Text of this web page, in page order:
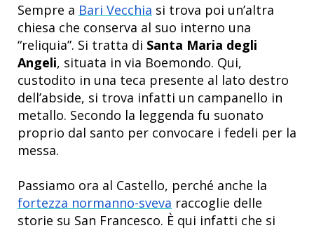
Sempre a Bari Vecchia si trova poi un’altra
chiesa che conserva al suo interno una
“reliquia”. Si tratta di Santa Maria degli
Angeli, situata in via Boemondo. Qui,
custodito in una teca presente al lato destro
dell’abside, si trova infatti un campanello in
metallo. Secondo la leggenda fu suonato
proprio dal santo per convocare i fedeli per la
messa.
Passiamo ora al Castello, perché anche la
fortezza normanno-sveva raccoglie delle
storie su San Francesco. È qui infatti che si